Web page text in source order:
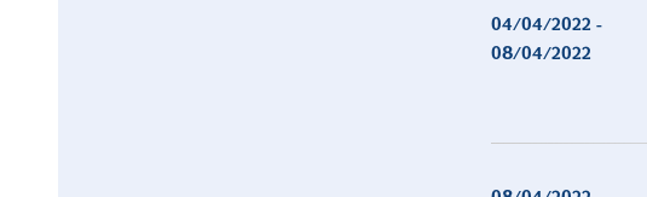
04/04/2022 -
08/04/2022